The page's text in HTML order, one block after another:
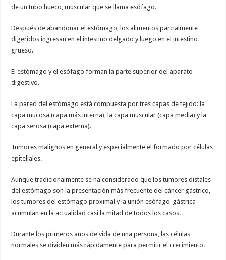
de un tubo hueco, muscular que se llama esófago.
Después de abandonar el estómago, los alimentos parcialmente
digeridos ingresan en el intestino delgado y luego en el intestino
grueso.
El estómago y el esófago forman la parte superior del aparato
digestivo.
La pared del estómago está compuesta por tres capas de tejido: la
capa mucosa (capa más interna), la capa muscular (capa media) y la
capa serosa (capa externa).
Tumores malignos en general y especialmente el formado por células
epiteliales.
Aunque tradicionalmente se ha considerado que los tumores distales
del estómago son la presentación más frecuente del cáncer gástrico,
los tumores del estómago proximal y la unión esófago-gástrica
acumulan en la actualidad casi la mitad de todos los casos.
Durante los primeros años de vida de una persona, las células
normales se dividen más rápidamente para permitir el crecimiento.